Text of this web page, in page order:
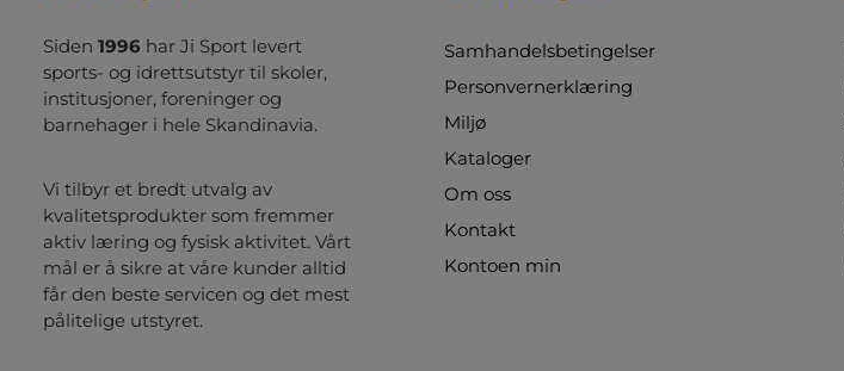
Siden 1996 har Ji Sport levert
sports- og idrettsutstyr til skoler,
institusjoner, foreninger og
barnehager i hele Skandinavia.
Vi tilbyr et bredt utvalg av
kvalitetsprodukter som fremmer
aktiv læring og fysisk aktivitet. Vårt
mål er å sikre at våre kunder alltid
får den beste servicen og det mest
pålitelige utstyret.
Samhandelsbetingelser
Personvernerklæring
Miljø
Kataloger
Om oss
Kontakt
Kontoen min